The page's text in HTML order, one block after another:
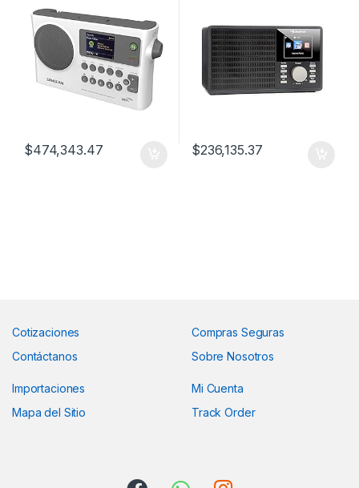
$474,343.47 $236,135.37
Cotizaciones
Contáctanos
Compras Seguras
Sobre Nosotros
Importaciones
Mapa del Sitio
Mi Cuenta
Track Order